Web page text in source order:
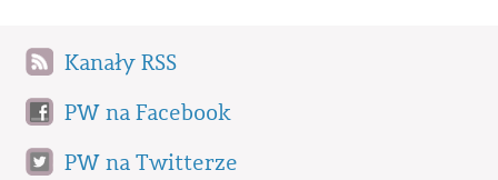
Kanały RSS
PW na Facebook
PW na Twitterze